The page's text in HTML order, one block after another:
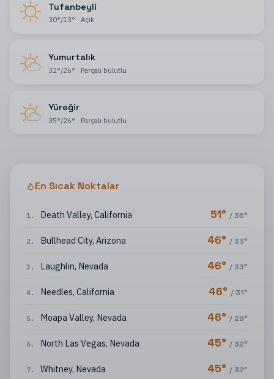
Tufanbeyli
30°/13° · Açık
Yumurtalık
32°/26° · Parçalı bulutlu
Yüreğir
35°/26° · Parçalı bulutlu
En Sıcak Noktalar
1. Death Valley, California 51° / 36°
2. Bullhead City, Arizona 46° / 33°
3 . Laughlin, Nevada 46° / 33°
4. Needles, California 46° / 31°
5. Moapa Valley, Nevada 46° /29°
6. North Las Vegas, Nevada 45° / 32°
7. Whitney, Nevada 45° / 32°